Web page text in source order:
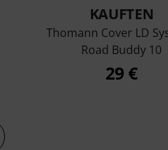
KAUFTEN
Thomann Cover LD
Road Buddy 10
29 €